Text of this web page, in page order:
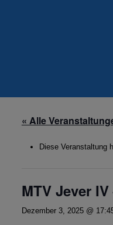
« Alle
Diese Veranstaltung
MTV Jever
Dezember 3, 2025 @